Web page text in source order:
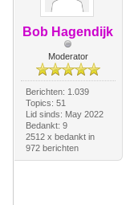
Bob Hagendijk
Moderator
Berichten: 1.039
Topics: 51
Lid sinds: May 2022
Bedankt: 9
2512 x bedankt in
972 berichten